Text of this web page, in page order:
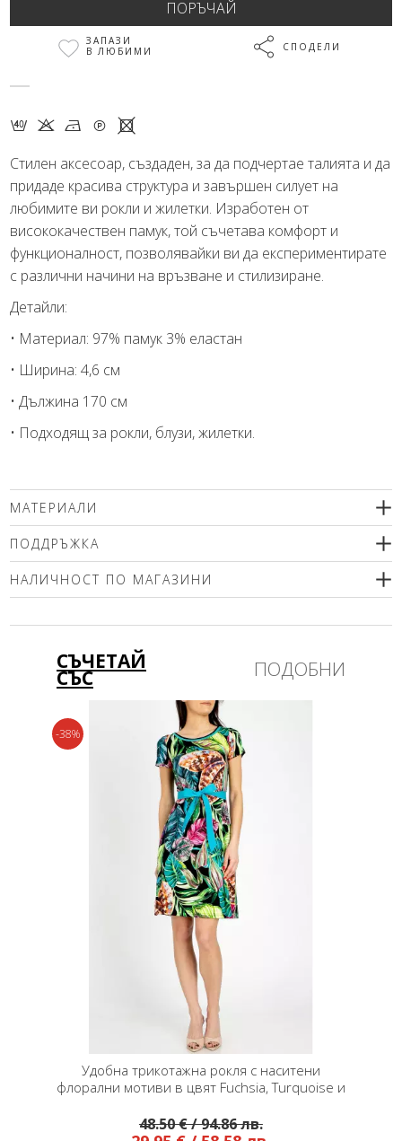
ЗАПАЗИ
В ЛЮБИМИ
СПОДЕЛИ
4 K N Q X
Стилен аксесоар, създаден, за да подчертае талията и да
придаде красива структура и завършен силует на
любимите ви рокли и жилетки. Изработен от
висококачествен памук, той съчетава комфорт и
функционалност, позволявайки ви да експериментирате
с различни начини на връзване и стилизиране.
Детайли:
• Материал: 97% памук 3% еластан
• Ширина: 4,6 см
• Дължина 170 см
• Подходящ за рокли, блузи, жилетки.
МАТЕРИАЛИ
ПОДДРЪЖКА
НАЛИЧНОСТ ПО МАГАЗИНИ
СЪЧЕТАЙ
СЪС ПОДОБНИ
Удобна трикотажна рокля с наситени
флорални мотиви в цвят Fuchsia, Turquoise и
48.50 € / 94.86 лв.
-38%